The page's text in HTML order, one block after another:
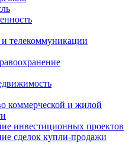
телекоммуникации
коммерческой и жилой
инвестиционных проектов
сделок купли-продажи